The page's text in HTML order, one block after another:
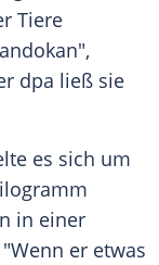
Tiere
dpa ließ sie
es sich um
in einer
er etwas